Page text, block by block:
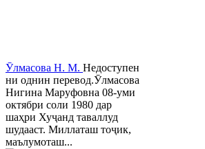
Ӯлмасова Н. М. Недоступен
ни однин перевод.Ӯлмасова
Нигина Маруфовна 08-уми
октябри соли 1980 дар
шаҳри Хуҷанд таваллуд
шудааст. Миллаташ тоҷик,
маълумоташ...